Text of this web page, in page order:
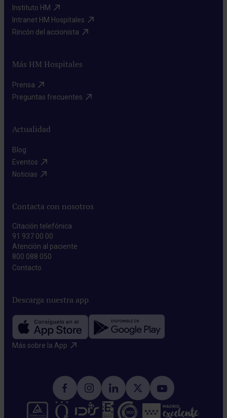
Instituto HM​
Intranet HM Hospitales​
Rincón del accionista​
Más HM Hospitales
Prensa​
Preguntas frecuentes​
Actualidad
Blog​
Eventos​
Noticias​
Contacta con nosotros
Citación telefónica
91 937 00 00
Atención al paciente
800 088 050
Contacto​
Descarga nuestra app
Más sobre la App​